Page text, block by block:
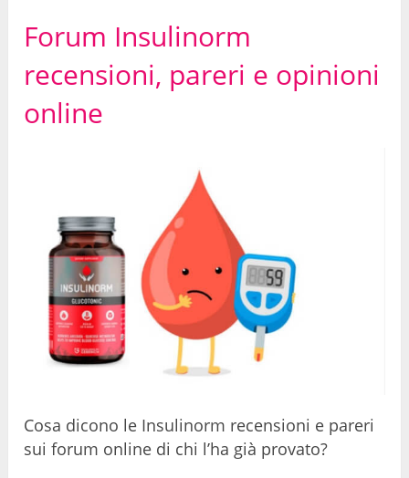
Forum Insulinorm
recensioni, pareri e opinioni
online
Cosa dicono le Insulinorm recensioni e pareri
sui forum online di chi l’ha già provato?